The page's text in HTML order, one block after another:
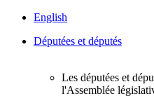
English
Députées et députés
Les députées et
l'Assemblée